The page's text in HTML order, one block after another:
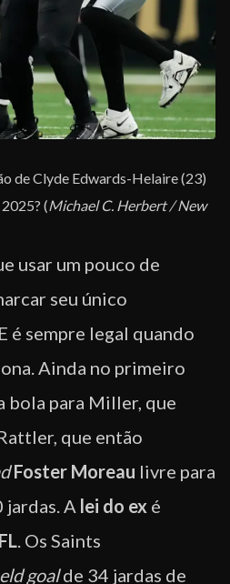
de Clyde Edwards-Helaire (23)
(Michael C. Herbert / New
usar um pouco de
seu único
é sempre legal quando
Ainda no primeiro
bola para Miller, que
que então
Foster Moreau livre para
A lei do ex é
. Os Saints
goalde 34 jardas de